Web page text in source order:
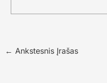
← Ankstesnis Įrašas